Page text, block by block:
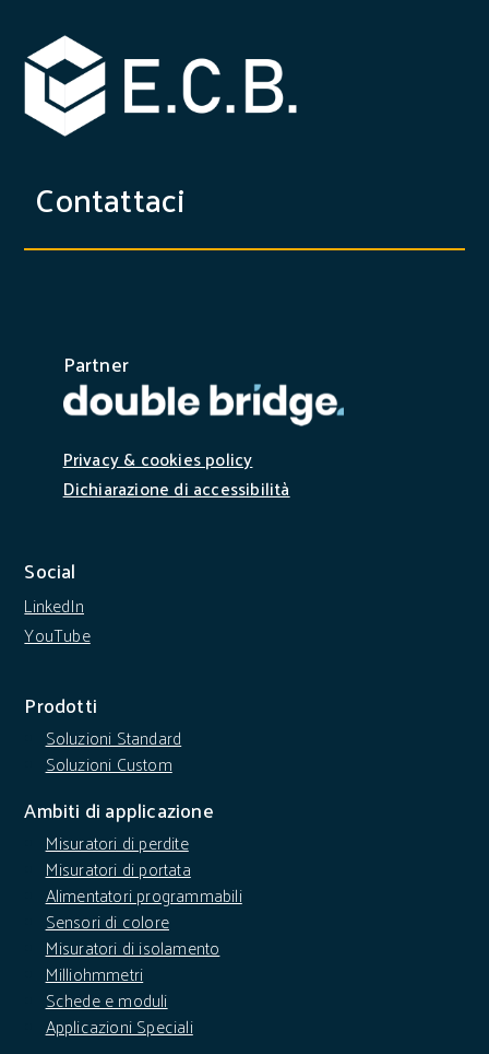
Contattaci
Partner
Privacy & cookies policy
Dichiarazione di accessibilità
Social
LinkedIn
YouTube
Prodotti
Soluzioni Standard
Soluzioni Custom
Ambiti di applicazione
Misuratori di perdite
Misuratori di portata
Alimentatori programmabili
Sensori di colore
Misuratori di isolamento
Milliohmmetri
Schede e moduli
Applicazioni Speciali